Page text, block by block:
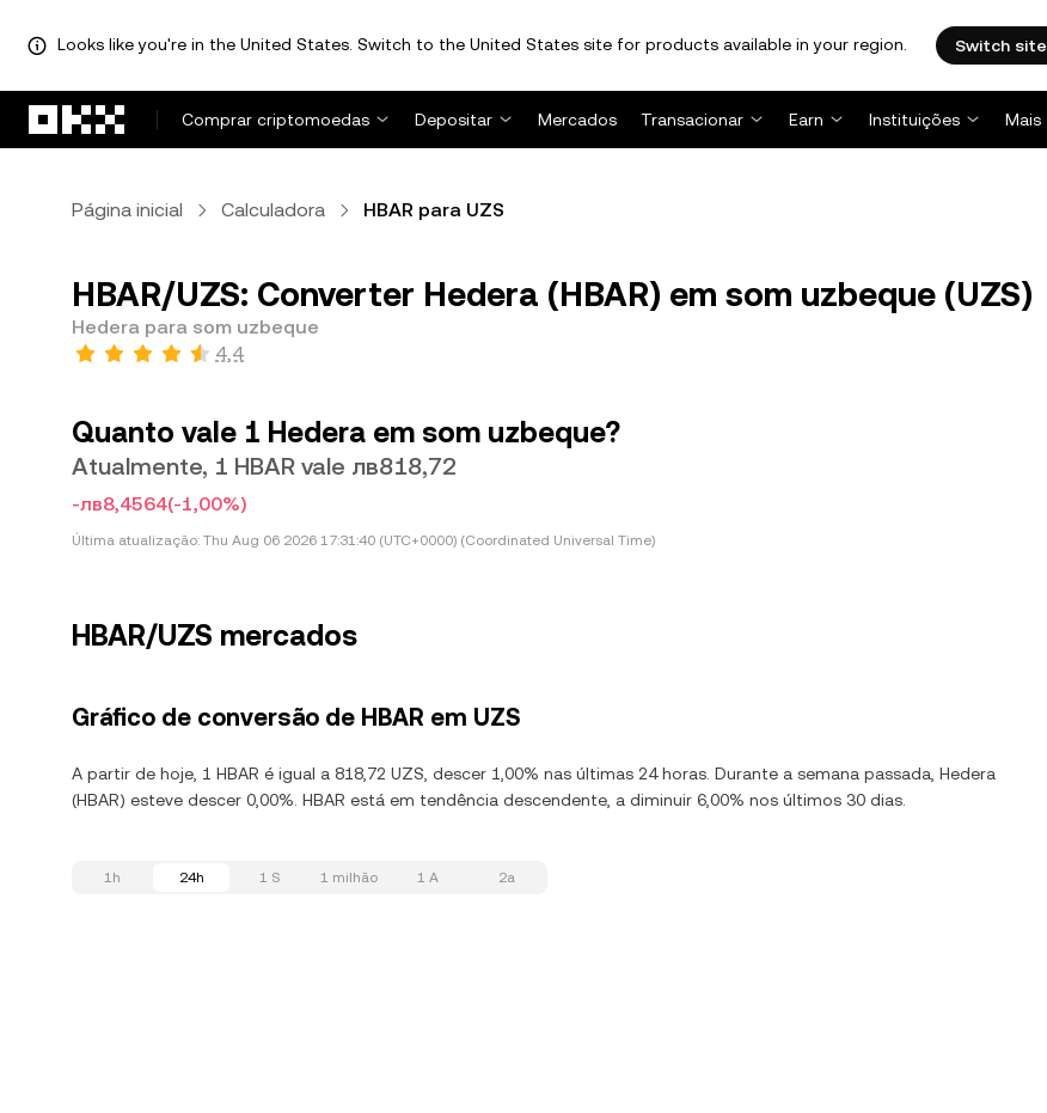
Looks like you're in the United States. Switch to the United States site for products available in your region. Switch site
Comprar criptomoedas
Depositar Mercados Transacionar Earn Instituições Mais
Página inicial Calculadora HBAR para UZS
HBAR/UZS: Converter Hedera (HBAR) em som uzbeque (UZS)
Hedera para som uzbeque
4,4
Quanto vale 1 Hedera em som uzbeque?
Atualmente, 1 HBAR vale лв818,72
-лв8,4564(-1,00%)
Última atualização: Thu Aug 06 2026 17:31:40 (UTC+0000) (Coordinated Universal Time)
HBAR/UZS mercados
Gráfico de conversão de HBAR em UZS
A partir de hoje, 1 HBAR é igual a 818,72 UZS, descer 1,00% nas últimas 24 horas. Durante a semana passada, Hedera
(HBAR) esteve descer 0,00%. HBAR está em tendência descendente, a diminuir 6,00% nos últimos 30 dias.
1h 24h 1 S 1 milhão 1 A 2a